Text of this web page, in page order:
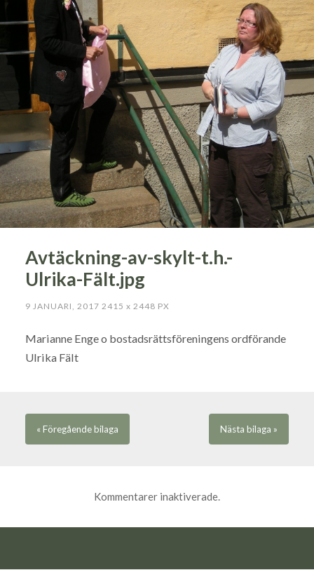
Avtäckning-av-skylt-t.h.-
Ulrika-Fält.jpg
9 JANUARI, 2017 2415 x 2448 PX
Marianne Enge o bostadsrättsföreningens ordförande
Ulrika Fält
« Föregåendebilaga Nästa bilaga »
Kommentarer inaktiverade.